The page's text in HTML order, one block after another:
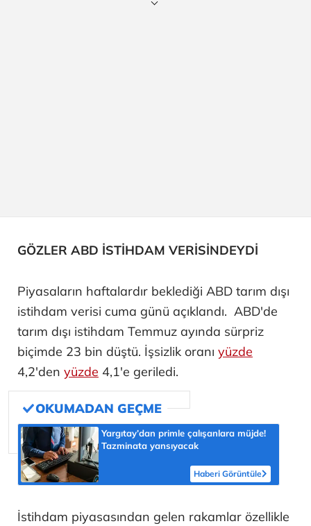
GÖZLER ABD İSTİHDAM VERİSİNDEYDİ
Piyasaların haftalardır beklediği ABD tarım dışı
istihdam verisi cuma günü açıklandı. ABD'de
tarım dışı istihdam Temmuz ayında sürpriz
biçimde 23 bin düştü. İşsizlik oranı yüzde
4,2'den yüzde 4,1'e geriledi.
Yargıtay’dan primle çalışanlara müjde!
Tazminata yansıyacak
Haberi Görüntüle
İstihdam piyasasından gelen rakamlar özellikle